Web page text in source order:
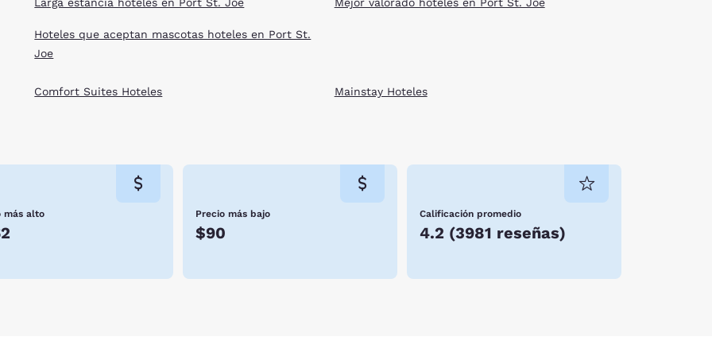
Hoteles que aceptan mascotas hoteles en Port St.
Joe
Comfort Suites Hoteles Mainstay Hoteles
más alto Precio más bajo
$90
Calificación promedio
4.2 (3981 reseñas)